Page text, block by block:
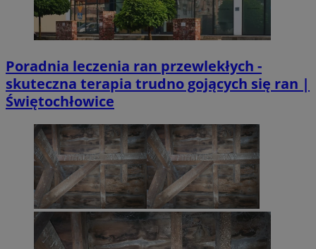
Poradnia leczenia ran przewlekłych -
skuteczna terapia trudno gojących się ran |
Świętochłowice